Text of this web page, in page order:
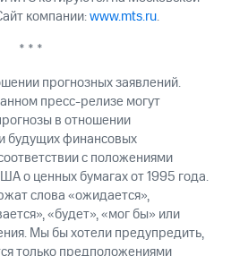
компании:www.mts.ru.
* * *
прогнозных заявлений.
пресс-релизе могут
в отношении
будущих финансовых
с положениями
о ценных бумагах от 1995 года.
слова «ожидается»,
«будет», «мог бы» или
Мы бы хотели предупредить,